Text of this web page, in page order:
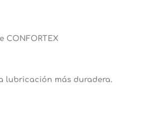
lubricación más duradera.